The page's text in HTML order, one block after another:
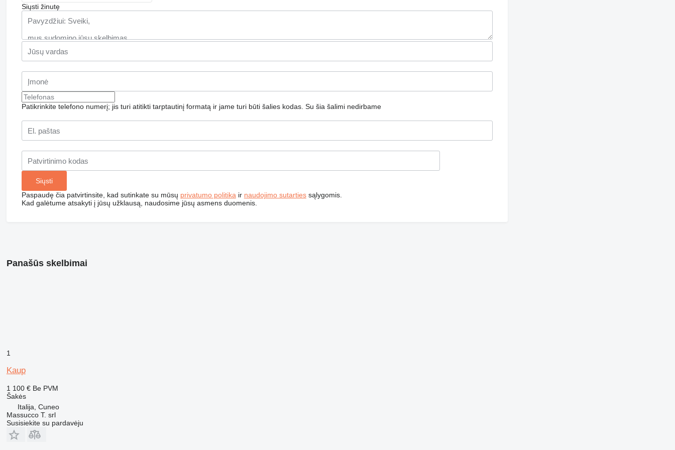
Siųsti žinutę
Patikrinkite telefono numerį; jis turi atitikti tarptautinį formatą ir jame turi būti šalies kodas. Su šia šalimi nedirbame
Paspaudę čia patvirtinsite, kad sutinkate su mūsų privatumo politika ir naudojimo sutartiessąlygomis.
Kad galėtume atsakyti į jūsų užklausą, naudosime jūsų asmens duomenis.
Panašūs skelbimai
1
Kaup
1 100 € Be PVM
Šakės
Italija, Cuneo
Massucco T. srl
Susisiekite su pardavėju